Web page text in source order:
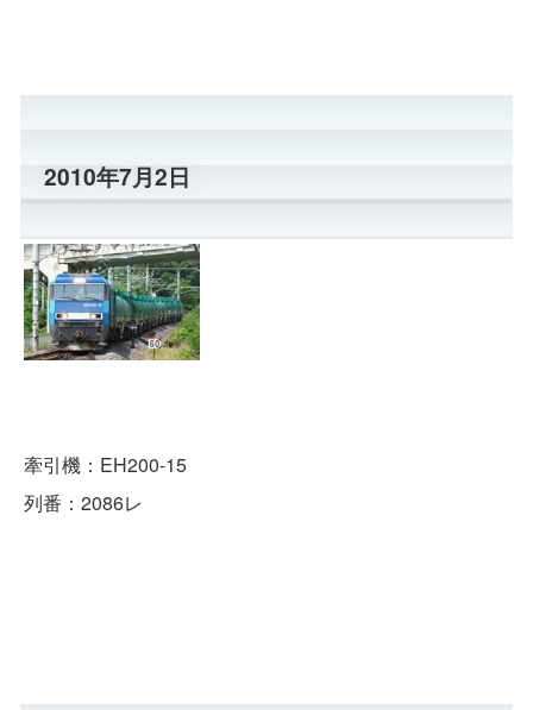
2010年7月2日
牽引機：EH200-15
列番：2086レ